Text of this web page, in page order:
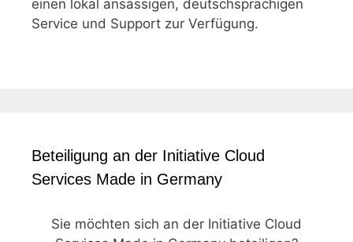
einen lokal ansässigen, deutschsprachigen
Service und Support zur Verfügung.
Beteiligung an der Initiative Cloud
Services Made in Germany
Sie möchten sich an der Initiative Cloud